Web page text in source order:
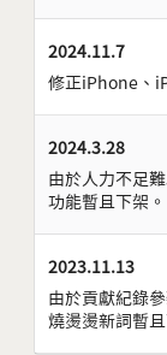
2024.11.7
修正iPhone、
2024.3.28
由於人力不足
功能暫且下架。
2023.11.13
由於貢獻紀錄
燒燙燙新詞暫